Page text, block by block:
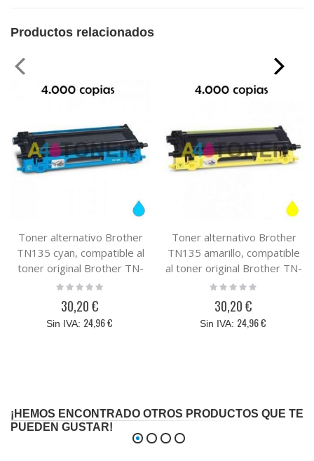
Productos relacionados
Toner alternativo Brother
TN135 cyan, compatible al
toner original Brother TN-
135C
Rating:
30,20 €
24,96 €
Toner alternativo Brother
TN135 amarillo, compatible
al toner original Brother TN-
135Y
Rating:
30,20 €
24,96 €
¡HEMOS ENCONTRADO OTROS PRODUCTOS QUE TE
PUEDEN GUSTAR!